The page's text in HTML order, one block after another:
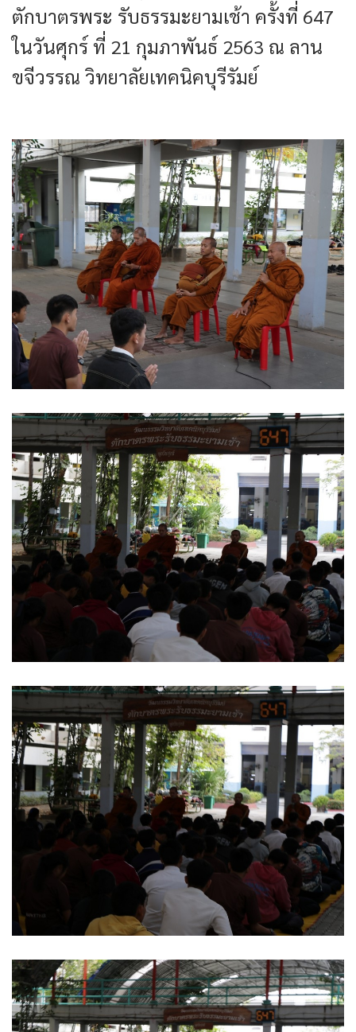
ตักบาตรพระ รับธรรมะยามเช้า ครั้งที่ 647
ในวันศุกร์ ที่ 21 กุมภาพันธ์ 2563 ณ ลาน
ขจีวรรณ วิทยาลัยเทคนิคบุรีรัมย์